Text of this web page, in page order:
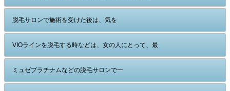
脱毛サロンで施術を受けた後は、気を
VIOラインを脱毛する時などは、女の人にとって、最
ミュゼプラチナムなどの脱毛サロンで一